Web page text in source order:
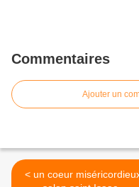
Commentaires
Ajouter un
< un coeur miséricordieux